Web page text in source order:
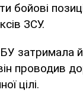
бойові
ЗСУ.
затримала
проводив
цілі.